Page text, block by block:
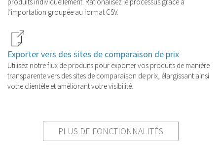
l’importation groupée au format CSV.
Exporter vers des sites de comparaison de prix
Utilisez notre flux de produits pour exporter vos produits de manière
transparente vers des sites de comparaison de prix, élargissant ainsi
votre clientèle et améliorant votre visibilité.
PLUS DE FONCTIONNALITÉS